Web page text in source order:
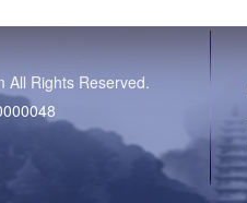
Rights Reserved.